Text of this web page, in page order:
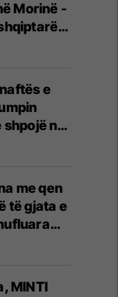
Morinë -
7 mijë
e
në
marrë
me qen
të gjata e
Shkrel
ilegal të
MINTI